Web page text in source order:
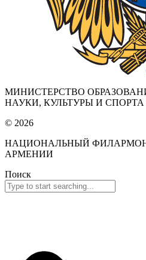
МИНИСТЕРСТВО
НАУКИ, КУЛЬТУРЫ И
© 2026
НАЦИОНАЛЬНЫЙ
АРМЕНИИ
Поиск